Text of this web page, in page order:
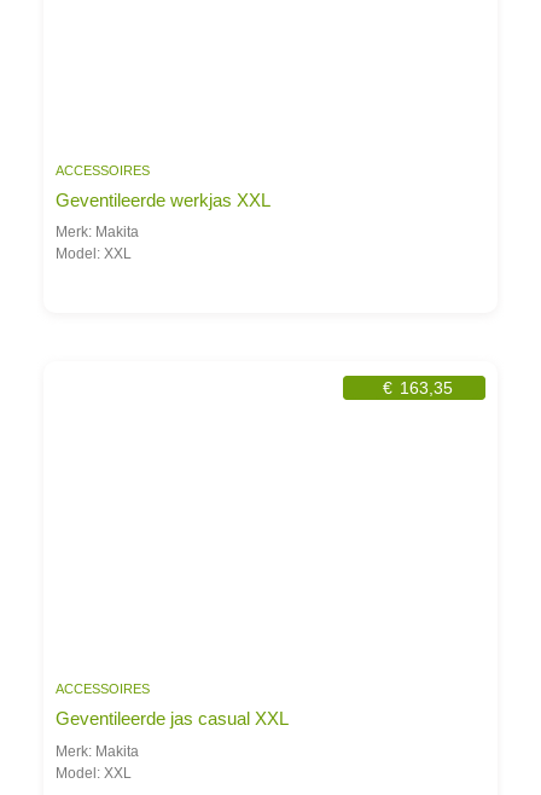
ACCESSOIRES
Geventileerde werkjas XXL
Merk: Makita
Model: XXL
€ 163,35
ACCESSOIRES
Geventileerde jas casual XXL
Merk: Makita
Model: XXL